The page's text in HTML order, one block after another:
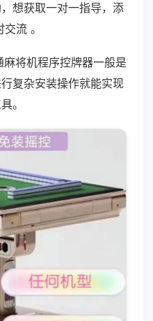
想获取一对一指导，添
流 。
将机程序控牌器一般是
复杂安装操作就能实现
。